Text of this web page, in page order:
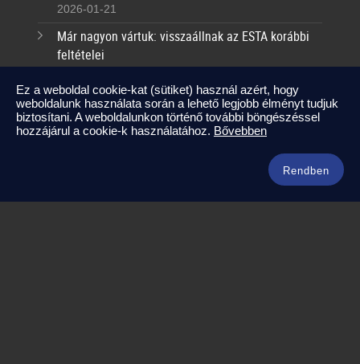
2026-01-21
Már nagyon vártuk: visszaállnak az ESTA korábbi
feltételei
Kapcsolat
Ez a weboldal cookie-kat (sütiket) használ azért, hogy
weboldalunk használata során a lehető legjobb élményt tudjuk
biztosítani. A weboldalunkon történő további böngészéssel
hozzájárul a cookie-k használatához. Bővebben
Rendben